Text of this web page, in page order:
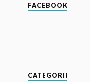
FACEBOOK
CATEGORII